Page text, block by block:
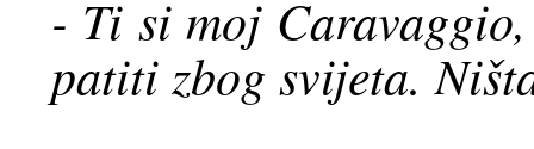
- Ti si moj
patiti zbog svijeta.